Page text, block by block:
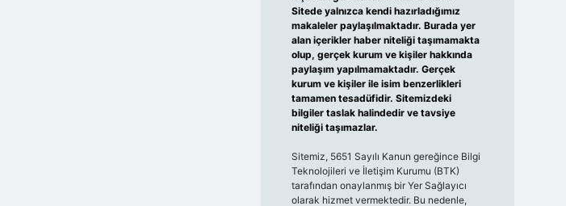
Sitede yalnızca kendi hazırladığımız
makaleler paylaşılmaktadır. Burada yer
alan içerikler haber niteliği taşımamakta
olup, gerçek kurum ve kişiler hakkında
paylaşım yapılmamaktadır. Gerçek
kurum ve kişiler ile isim benzerlikleri
tamamen tesadüfidir. Sitemizdeki
bilgiler taslak halindedir ve tavsiye
niteliği taşımazlar.
Sitemiz, 5651 Sayılı Kanun gereğince Bilgi
Teknolojileri ve İletişim Kurumu (BTK)
tarafından onaylanmış bir Yer Sağlayıcı
olarak hizmet vermektedir. Bu nedenle,